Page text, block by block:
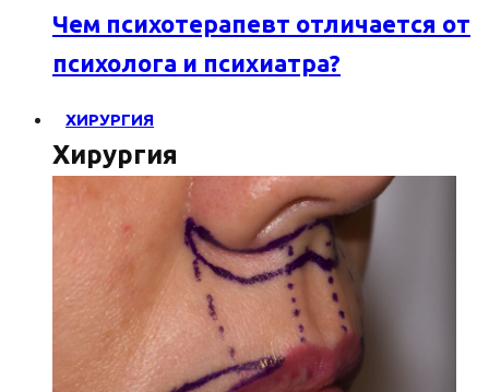
Чем психотерапевт отличается от
психолога и психиатра?
ХИРУРГИЯ
Хирургия